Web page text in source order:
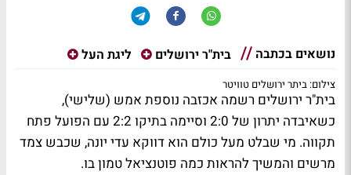
נושאים בכתבה בית"ר ירושלים ליגת העל
צילום: ביתר ירושלים טוויטר
בית"ר ירושלים רשמה אכזבה נוספת אמש (שלישי),
כשאיבדה יתרון של 2:0 וסיימה בתיקו 2:2 עם הפועל פתח
תקווה. מי שבלט מעל כולם הוא דווקא עדי יונה, שכבש צמד
מרשים והמשיך להראות כמה פוטנציאל טמון בו.